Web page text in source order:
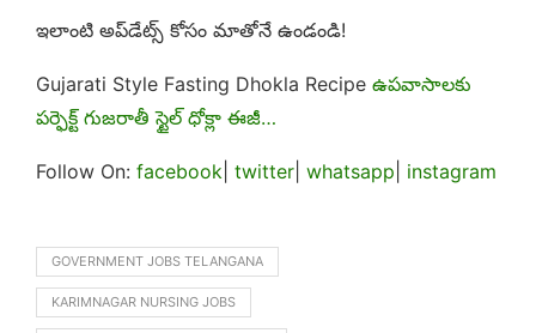
ఇలాంటి అప్‌డేట్స్ కోసం మాతోనే ఉండండి!
Gujarati Style Fasting Dhokla Recipe ఉపవాసాలకు
పర్ఫెక్ట్ గుజరాతీ స్టైల్ ధోక్లా ఈజీ…
Follow On: facebook twitter whatsapp instagram
GOVERNMENT JOBS TELANGANA
KARIMNAGAR NURSING JOBS